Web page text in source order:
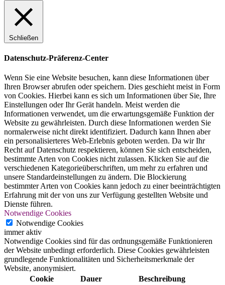
Schließen
Datenschutz-Präferenz-Center
Wenn Sie eine Website besuchen, kann diese Informationen über
Ihren Browser abrufen oder speichern. Dies geschieht meist in Form
von Cookies. Hierbei kann es sich um Informationen über Sie, Ihre
Einstellungen oder Ihr Gerät handeln. Meist werden die
Informationen verwendet, um die erwartungsgemäße Funktion der
Website zu gewährleisten. Durch diese Informationen werden Sie
normalerweise nicht direkt identifiziert. Dadurch kann Ihnen aber
ein personalisierteres Web-Erlebnis geboten werden. Da wir Ihr
Recht auf Datenschutz respektieren, können Sie sich entscheiden,
bestimmte Arten von Cookies nicht zulassen. Klicken Sie auf die
verschiedenen Kategorieüberschriften, um mehr zu erfahren und
unsere Standardeinstellungen zu ändern. Die Blockierung
bestimmter Arten von Cookies kann jedoch zu einer beeinträchtigten
Erfahrung mit der von uns zur Verfügung gestellten Website und
Dienste führen.
Notwendige Cookies
Notwendige Cookies
immer aktiv
Notwendige Cookies sind für das ordnungsgemäße Funktionieren
der Website unbedingt erforderlich. Diese Cookies gewährleisten
grundlegende Funktionalitäten und Sicherheitsmerkmale der
Website, anonymisiert.
Cookie
Dauer Beschreibung